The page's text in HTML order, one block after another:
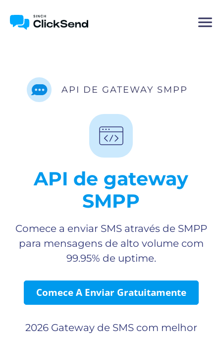
API DE GATEWAY SMPP
API de gateway
SMPP
Comece a enviar SMS através de SMPP
para mensagens de alto volume com
99.95% de uptime.
Comece A Enviar Gratuitamente
2026 Gateway de SMS com melhor